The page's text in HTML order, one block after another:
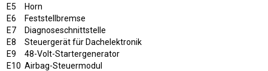
E5
Horn
E6
Feststellbremse
E7
Diagnoseschnittstelle
E8
Steuergerät für Dachelektronik
E9
48-Volt-Startergenerator
E10 Airbag-Steuermodul